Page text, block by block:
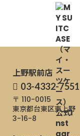
上野駅前店
03-4332-7551
〒 110-0015
東京都台東区東上野
3-16-8